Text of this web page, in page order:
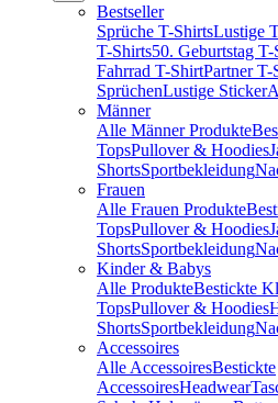
Bestseller
Sprüche T-ShirtsLustige
T-Shirts50. Geburtstag T-
Fahrrad T-ShirtPartner T-
SprüchenLustige Sticker
Männer
Alle Männer Produkte
TopsPullover & Hoodies
ShortsSportbekleidung
Frauen
Alle Frauen Produkte
TopsPullover & Hoodies
ShortsSportbekleidung
Kinder & Babys
Alle ProdukteBestickte
TopsPullover & Hoodies
ShortsSportbekleidung
Accessoires
Alle AccessoiresBestickte
AccessoiresHeadwear